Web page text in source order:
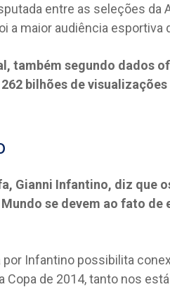
entre as seleções da
a maior audiência
também segundo dados
bilhões de
Gianni Infantino, diz que
se devem ao fato
por Infantino possibilita
Copa de 2014, tanto nos